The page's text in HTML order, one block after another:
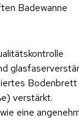
Badewanne
verstärkt.
eine